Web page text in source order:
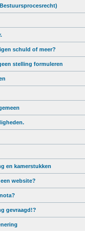
schuld of meer?
stelling formuleren
en kamerstukken
website?
gevraagd!?